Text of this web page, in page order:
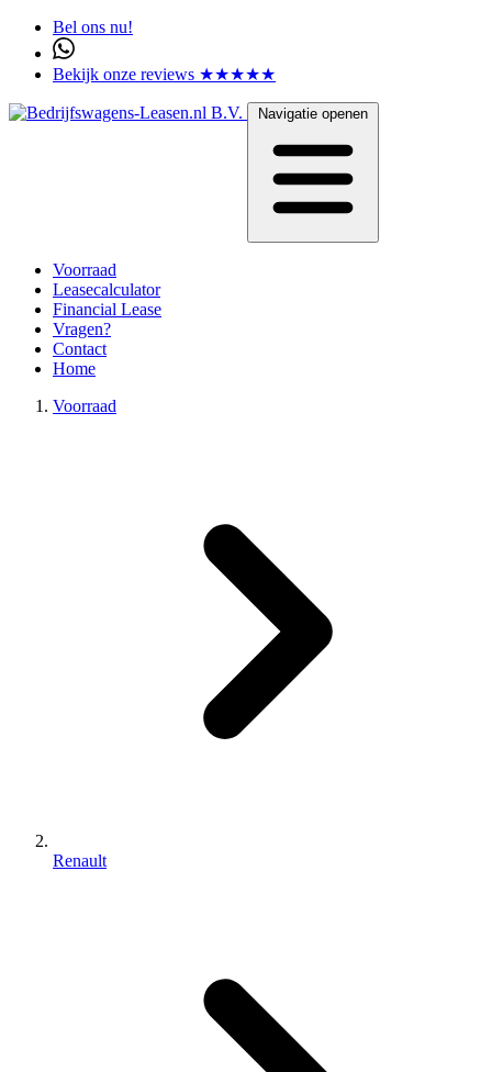
Bel ons nu!
Bekijk onze reviews ★★★★★
Navigatie openen
Voorraad
Leasecalculator
Financial Lease
Vragen?
Contact
Home
Voorraad
Renault